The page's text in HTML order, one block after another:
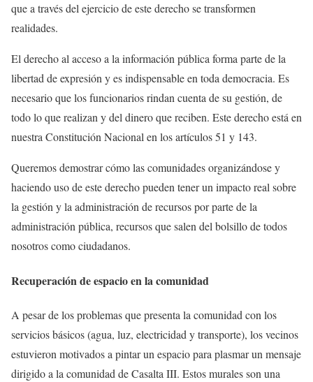
que a través del ejercicio de este derecho se transformen
realidades.
El derecho al acceso a la información pública forma parte de la
libertad de expresión y es indispensable en toda democracia. Es
necesario que los funcionarios rindan cuenta de su gestión, de
todo lo que realizan y del dinero que reciben. Este derecho está en
nuestra Constitución Nacional en los artículos 51 y 143.
Queremos demostrar cómo las comunidades organizándose y
haciendo uso de este derecho pueden tener un impacto real sobre
la gestión y la administración de recursos por parte de la
administración pública, recursos que salen del bolsillo de todos
nosotros como ciudadanos.
Recuperación de espacio en la comunidad
A pesar de los problemas que presenta la comunidad con los
servicios básicos (agua, luz, electricidad y transporte), los vecinos
estuvieron motivados a pintar un espacio para plasmar un mensaje
dirigido a la comunidad de Casalta III. Estos murales son una